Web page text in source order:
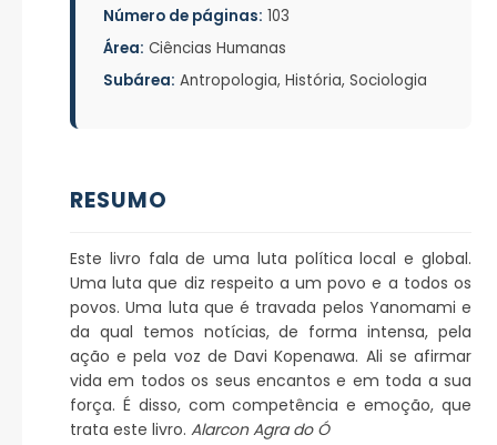
Número de páginas: 103
Área: Ciências Humanas
Subárea: Antropologia, História, Sociologia
RESUMO
Este livro fala de uma luta política local e global.
Uma luta que diz respeito a um povo e a todos os
povos. Uma luta que é travada pelos Yanomami e
da qual temos notícias, de forma intensa, pela
ação e pela voz de Davi Kopenawa. Ali se afirmar
vida em todos os seus encantos e em toda a sua
força. É disso, com competência e emoção, que
trata este livro. Alarcon Agra do Ó